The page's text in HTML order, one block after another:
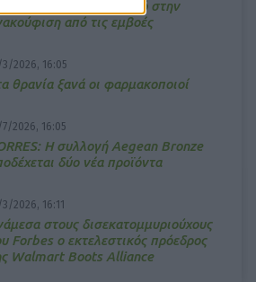
Αποτελεσματικό στην
από τις εμβοές
3/2026, 16:05
θρανία ξανά οι φαρμακοποιοί
7/2026, 16:05
Η συλλογή Aegean Bronze
δύο νέα προϊόντα
3/2026, 16:11
στους δισεκατομμυριούχους
Forbes o εκτελεστικός πρόεδρος
Walmart Boots Alliance